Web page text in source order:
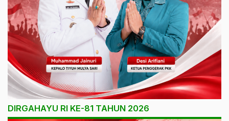
DIRGAHAYU RI KE-81 TAHUN 2026